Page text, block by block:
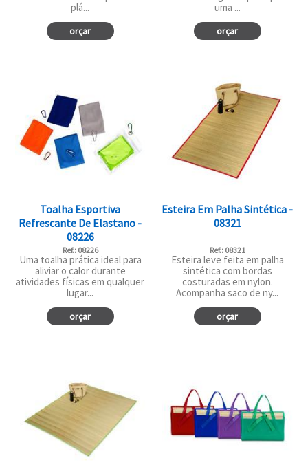
plá...
orçar
uma ...
orçar
Toalha Esportiva
Refrescante De Elastano -
08226
Ref.: 08226
Uma toalha prática ideal para
aliviar o calor durante
atividades físicas em qualquer
lugar...
orçar
Esteira Em Palha Sintética -
08321
Ref.: 08321
Esteira leve feita em palha
sintética com bordas
costuradas em nylon.
Acompanha saco de ny...
orçar